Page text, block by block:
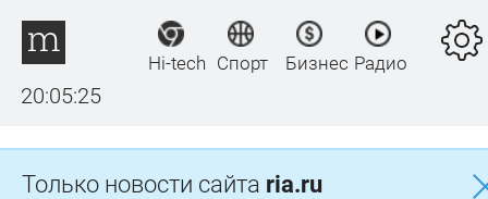
20:05:26
Hi-tech Спорт Бизнес Радио
Только новости сайта ria.ru